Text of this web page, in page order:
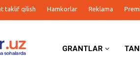
taklif qilish Hamkorlar Reklama
GRANTLAR